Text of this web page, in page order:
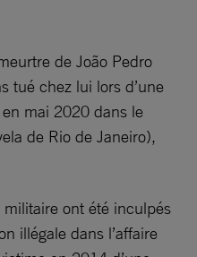
de João Pedro
tué chez lui lors d’une
mai 2020 dans le
de Rio de Janeiro),
ont été inculpés
illégale dans l’affaire